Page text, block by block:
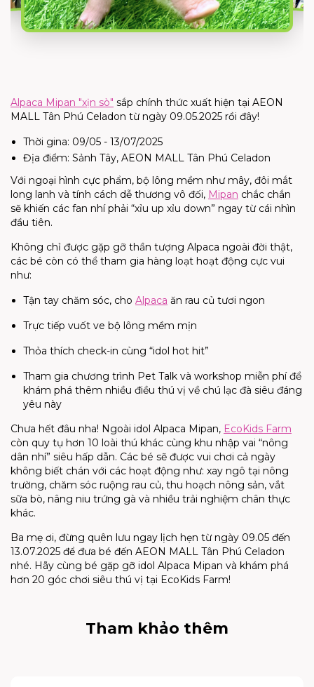
Alpaca Mipan "xịn sò" sắp chính thức xuất hiện tại AEON
MALL Tân Phú Celadon từ ngày 09.05.2025 rồi đây!
Thời gina: 09/05 - 13/07/2025
Địa điểm: Sảnh Tây, AEON MALL Tân Phú Celadon
Với ngoại hình cực phẩm, bộ lông mềm như mây, đôi mắt
long lanh và tính cách dễ thương vô đối, Mipan chắc chắn
sẽ khiến các fan nhí phải “xỉu up xỉu down” ngay từ cái nhìn
đầu tiên.
Không chỉ được gặp gỡ thần tượng Alpaca ngoài đời thật,
các bé còn có thể tham gia hàng loạt hoạt động cực vui
như:
Tận tay chăm sóc, cho Alpaca ăn rau củ tươi ngon
Trực tiếp vuốt ve bộ lông mềm mịn
Thỏa thích check-in cùng “idol hot hit”
Tham gia chương trình Pet Talk và workshop miễn phí để
khám phá thêm nhiều điều thú vị về chú lạc đà siêu đáng
yêu này
Chưa hết đâu nha! Ngoài idol Alpaca Mipan, EcoKids Farm
còn quy tụ hơn 10 loài thú khác cùng khu nhập vai “nông
dân nhí” siêu hấp dẫn. Các bé sẽ được vui chơi cả ngày
không biết chán với các hoạt động như: xay ngô tại nông
trường, chăm sóc ruộng rau củ, thu hoạch nông sản, vắt
sữa bò, nâng niu trứng gà và nhiều trải nghiệm chân thực
khác.
Ba mẹ ơi, đừng quên lưu ngay lịch hẹn từ ngày 09.05 đến
13.07.2025 để đưa bé đến AEON MALL Tân Phú Celadon
nhé. Hãy cùng bé gặp gỡ idol Alpaca Mipan và khám phá
hơn 20 góc chơi siêu thú vị tại EcoKids Farm!
Tham khảo thêm